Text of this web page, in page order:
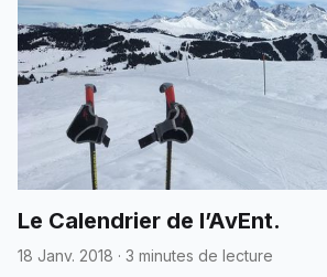
Le Calendrier de l’AvEnt.
18 Janv. 2018 · 3 minutes de lecture